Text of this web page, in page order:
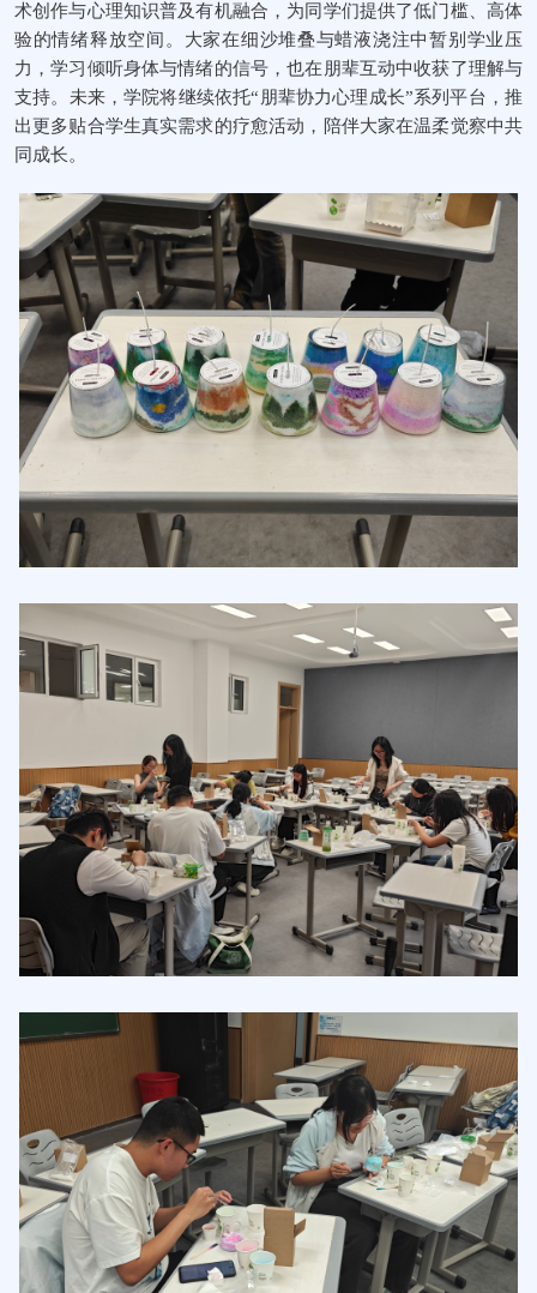
术创作与心理知识普及有机融合，为同学们提供了低门槛、高体
验的情绪释放空间。大家在细沙堆叠与蜡液浇注中暂别学业压
力，学习倾听身体与情绪的信号，也在朋辈互动中收获了理解与
支持。未来，学院将继续依托“朋辈协力心理成长”系列平台，推
出更多贴合学生真实需求的疗愈活动，陪伴大家在温柔觉察中共
同成长。